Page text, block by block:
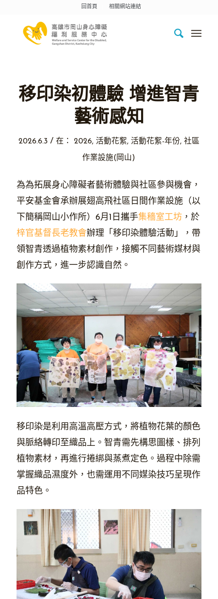
回首頁 相關網站連結
移印染初體驗 增進智青
藝術感知
2026.6.3 / 在： 2026, 活動花絮, 活動花絮-年份, 社區
作業設施(岡山)
為為拓展身心障礙者藝術體驗與社區參與機會，
平安基金會承辦展翅高飛社區日間作業設施（以
下簡稱岡山小作所）6月1日攜手集穡室工坊 ，於
梓官基督長老教會辦理「移印染體驗活動」，帶
領智青透過植物素材創作，接觸不同藝術媒材與
創作方式，進一步認識自然。
移印染是利用高溫高壓方式，將植物花葉的顏色
與脈絡轉印至織品上。智青需先構思圖樣、排列
植物素材，再進行捲綁與蒸煮定色。過程中除需
掌握織品濕度外，也需運用不同媒染技巧呈現作
品特色。